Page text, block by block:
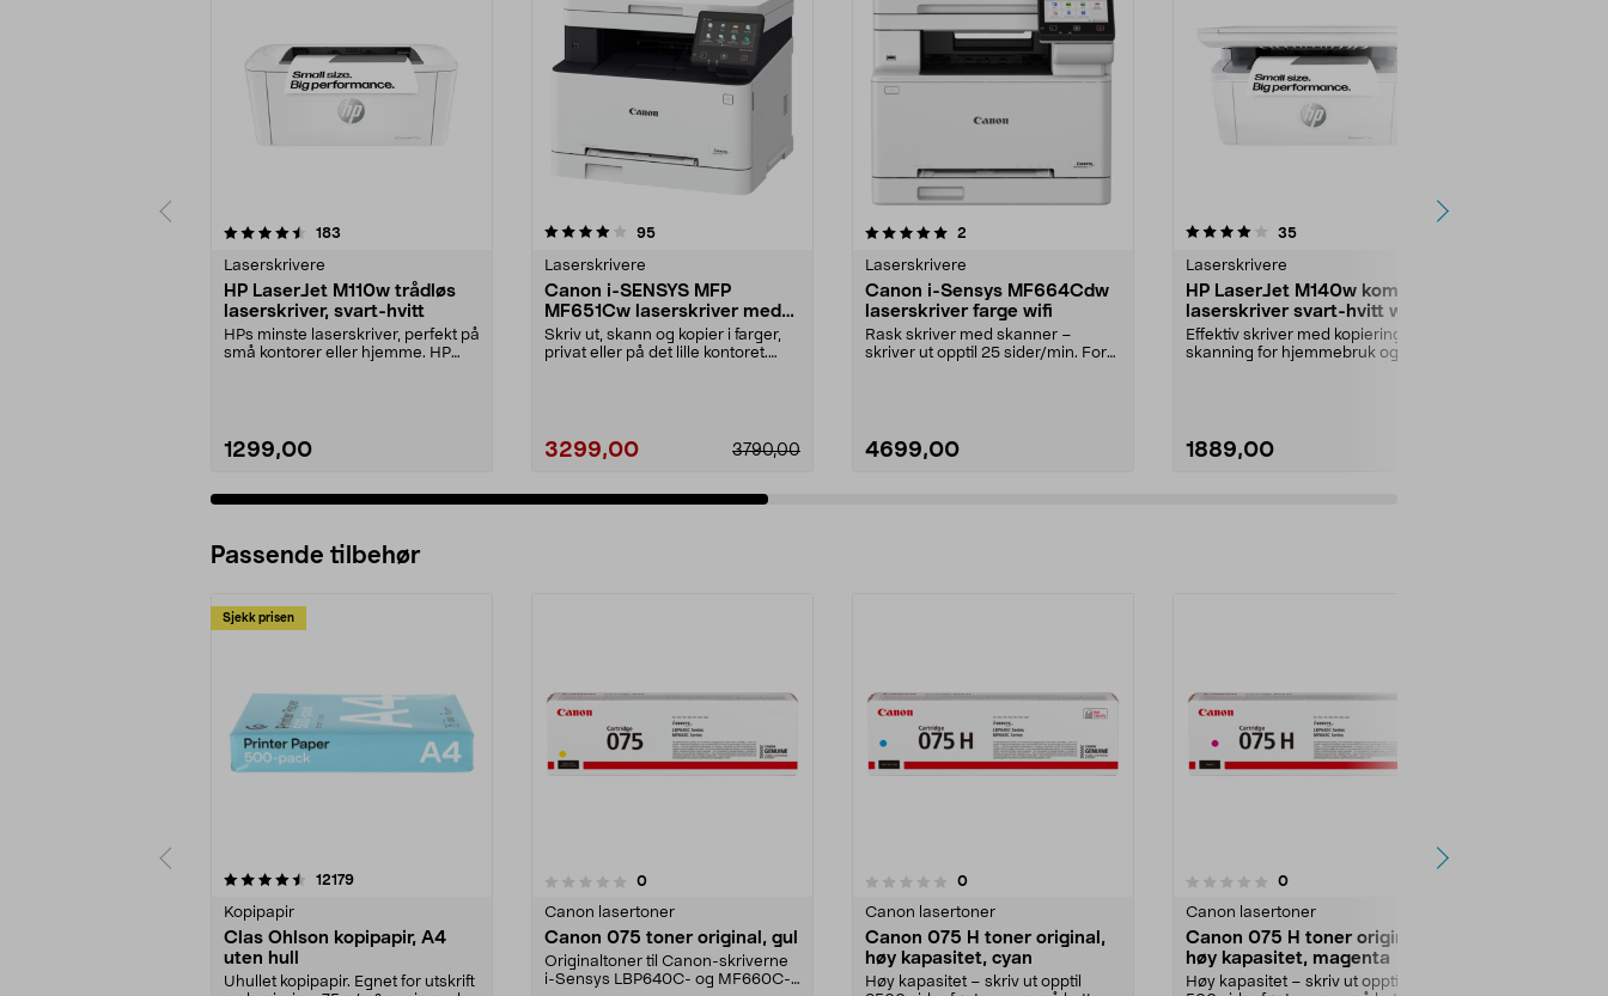
183
Laserskrivere
HP LaserJet M110w trådløs
laserskriver, svart-hvitt
HPs minste laserskriver, perfekt på
små kontorer eller hjemme. HP
1299,00
4.0 av 5 stjerner 95anmeldelser
Laserskrivere
Canon i-SENSYS MFP
MF651Cw laserskriver med
skanner
Skriv ut, skann og kopier i farger,
privat eller på det lille kontoret.
3299,00 3790,00
5.0 av 5 stjerner 2
Laserskrivere
Canon i-Sensys MF664Cdw
laserskriver farge wifi
Rask skriver med skanner –
skriver ut opptil 25 sider/min. For
4699,00
4.0 av 5 stjerner 35anmeldelser
Laserskrivere
HP LaserJet M140w kompakt
laserskriver svart-hvitt wifi
Effektiv skriver med kopiering og
skanning for hjemmebruk og små
1889,00
4.0 av 5 stjerner
Passende tilbehør
Sjekk prisen
12179anmeldelser
Kopipapir
Clas Ohlson kopipapir, A4
uten hull
Uhullet kopipapir. Egnet for utskrift
0.0 av 5 stjerner 0anmeldelser
Canon lasertoner
Canon 075 toner original, gul
Originaltoner til Canon-skriverne
i-Sensys LBP640C- og MF660C-
0.0 av 5 stjerner 0anmeldelser
Canon lasertoner
Canon 075 H toner original,
høy kapasitet, cyan
Høy kapasitet – skriv ut opptil
0.0 av 5 stjerner 0anmeldelser
Canon lasertoner
Canon 075 H toner original,
høy kapasitet, magenta
Høy kapasitet – skriv ut opptil 2
0.0 av 5 stjerner